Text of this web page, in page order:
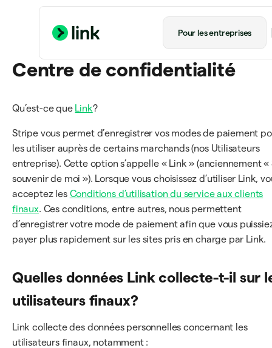
Pour les entreprises
Centre de confidentialité
Qu’est-ce que Link?
Stripe vous permet d’enregistrer vos modes de paiement
les utiliser auprès de certains marchands (nos Utilisateurs
entreprise). Cette option s’appelle « Link » (anciennement «
souvenir de moi »). Lorsque vous choisissez d’utiliser Link,
acceptez les Conditions d’utilisation du service aux clients
finaux. Ces conditions, entre autres, nous permettent
d’enregistrer votre mode de paiement afin que vous
payer plus rapidement sur les sites pris en charge par Link.
Quelles données Link collecte-t-il sur
utilisateurs finaux?
Link collecte des données personnelles concernant les
utilisateurs finaux, notamment :